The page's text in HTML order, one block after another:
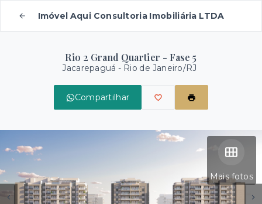
Imóvel Aqui Consultoria Imobiliária LTDA
Rio 2 Grand Quartier - Fase 5
Jacarepaguá - Rio de Janeiro/RJ
Compartilhar
Mais fotos